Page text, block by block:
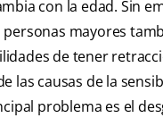
con la edad. Sin
personas mayores
de tener
las causas de la
problema es el